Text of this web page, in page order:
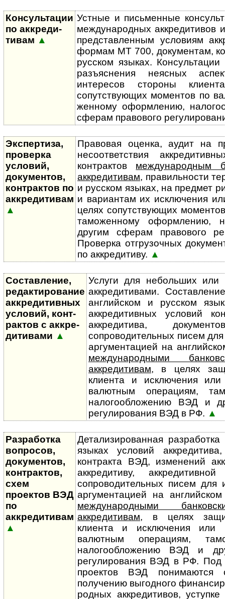
Консультации
по аккре­ди­
тивам ▲
Устные и письменные
международных аккредитивов
представленным условиям
формам MT 700, документам,
русском языках.
разъяснения неясных
интересов стороны
сопутствующих моментов по
жен­ному оформлению,
сферам правового
Экспертиза,
проверка
условий,
документов,
контрактов по
аккредитивам
▲
Правовая оценка, аудит на
несоответствия
контрактов международным
аккредитивам, правильности
и русском языках, на предмет
и вариантам их исключения
целях сопутствующих
тамо­жен­ному оформлению,
другим сферам правового
Проверка отгрузочных
по аккредитиву. ▲
Составление,
редактирование
аккредитивных
условий, конт­
рак­тов с аккре­
ди­тивами ▲
Услуги для небольших
аккредитивами.
английском и русском
аккредитивных условий
аккредитива,
сопроводительных писем
аргументацией на
международными
аккредитивам, в целях
клиента и исключения
валютным операциям,
налого­обло­жению ВЭД и
регулирования ВЭД в РФ. ▲
Разработка
вопросов,
документов,
контрактов,
схем
проектов ВЭД
по
аккредитивам
▲
Детализированная
языках условий
контракта ВЭД, изменений
аккредитиву,
сопроводительных писем для
аргументацией на
международными
аккредитивам, в целях
клиента и исключения или
валютным операциям,
налого­обло­жению ВЭД и
регулирования ВЭД в РФ. Под
проектов ВЭД
получению выгодного
род­ных аккредитивов,